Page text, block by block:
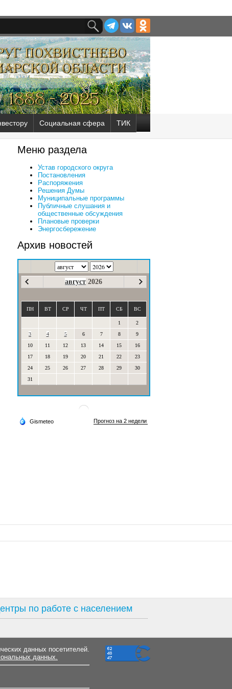
Социальная сфера ТИК
Меню раздела
Устав городского округа
Постановления
Распоряжения
Решения Думы
Муниципальные программы
Публичные слушания и
общественные обсуждения
Плановые проверки
Энергосбережение
Архив новостей
август 2026
ПН ВТ СР ЧТ ПТ СБ ВС
1
2
3
4 5 6 7 8
9
10
11 12 13 14 15
16
17
18 19 20 21 22
23
24
25 26 27 28 29
30
31
по работе с населением
данных посетителей.
данных.